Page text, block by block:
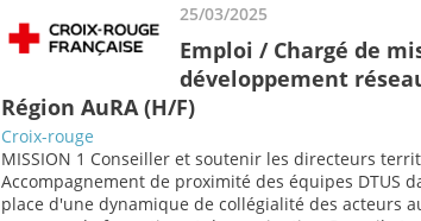
25/03/2025
Emploi / Chargé de
développement
Région AuRA (H/F)
Croix-rouge
MISSION 1 Conseiller et soutenir les directeurs
Accompagnement de proximité des équipes DTUS
place d'une dynamique de collégialité des acteurs